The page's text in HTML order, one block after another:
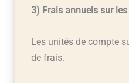
3) Frais annuels sur
Les unités de compte
de frais.